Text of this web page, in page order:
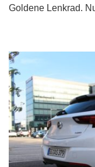
Goldene Lenkrad.